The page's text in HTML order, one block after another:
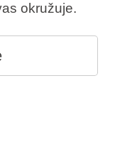
okružuje.